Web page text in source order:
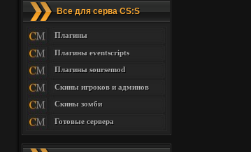
Все для серва CS:S
Плагины
Плагины eventscripts
Плагины soursemod
Скины игроков и админов
Скины зомби
Готовые сервера